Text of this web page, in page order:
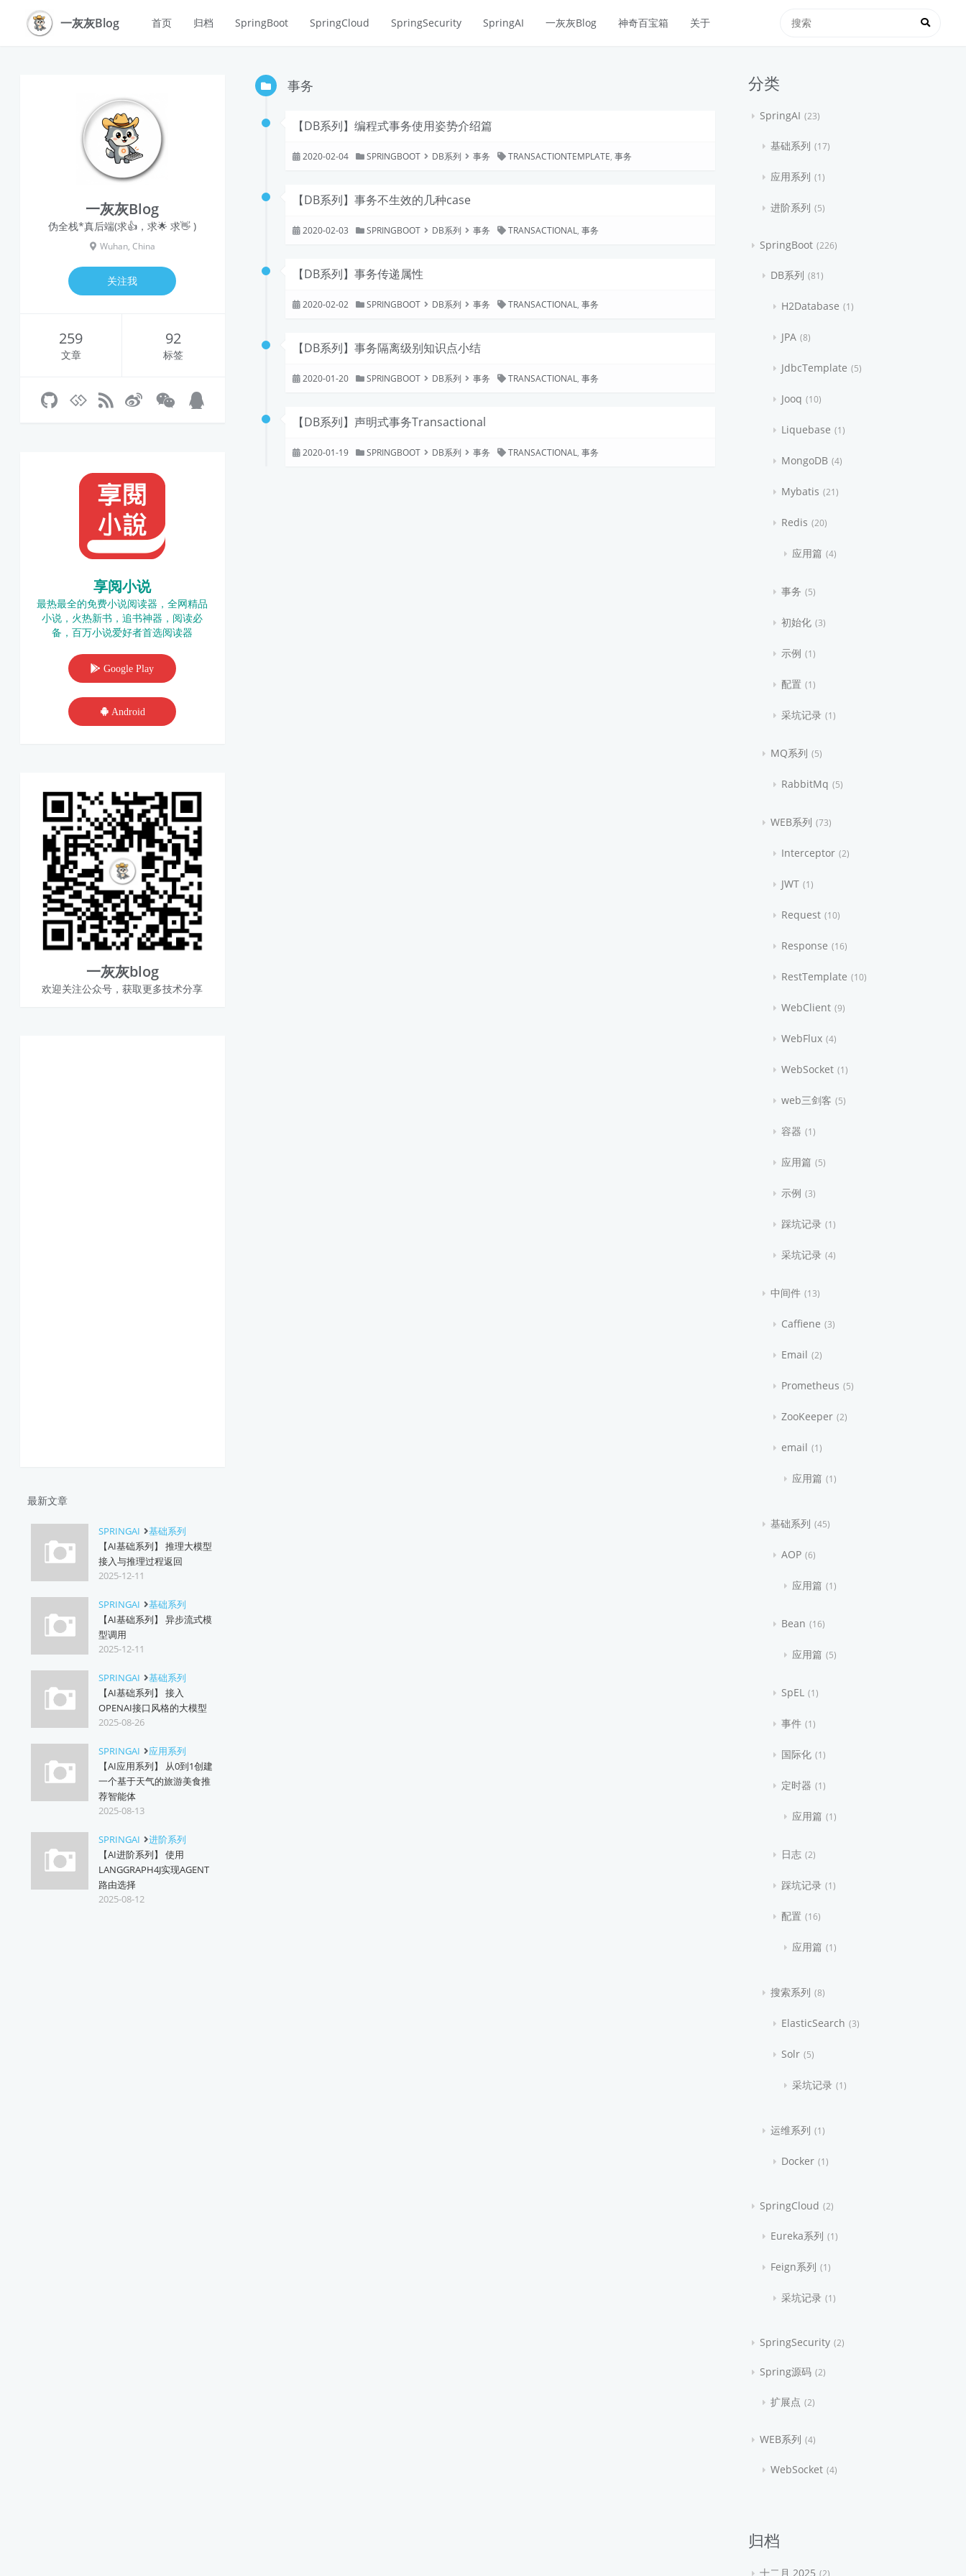
一灰灰Blog 首页 归档 SpringBoot SpringCloud SpringSecurity SpringAI 一灰灰Blog 神奇百宝箱 关于
一灰灰Blog
伪全栈*真后端(求👍，求🌟 求👋 )
Wuhan, China
关注我
259
文章
92
标签
享阅小说
最热最全的免费小说阅读器，全网精品
小说，火热新书，追书神器，阅读必
备，百万小说爱好者首选阅读器
Google Play
Android
一灰灰blog
欢迎关注公众号，获取更多技术分享
最新文章
SPRINGAI
基础系列
【AI基础系列】 推理大模型
接入与推理过程返回
2025-12-11
SPRINGAI
基础系列
【AI基础系列】 异步流式模
型调用
2025-12-11
SPRINGAI
基础系列
【AI基础系列】 接入
OPENAI接口风格的大模型
2025-08-26
SPRINGAI
应用系列
【AI应用系列】 从0到1创建
一个基于天气的旅游美食推
荐智能体
2025-08-13
SPRINGAI
进阶系列
【AI进阶系列】 使用
LANGGRAPH4J实现AGENT
路由选择
2025-08-12
事务
【DB系列】编程式事务使用姿势介绍篇
2020-02-04 SPRINGBOOT DB系列 事务 TRANSACTIONTEMPLATE,事务
【DB系列】事务不生效的几种case
2020-02-03 SPRINGBOOT DB系列 事务 TRANSACTIONAL,事务
【DB系列】事务传递属性
2020-02-02 SPRINGBOOT DB系列 事务 TRANSACTIONAL,事务
【DB系列】事务隔离级别知识点小结
2020-01-20 SPRINGBOOT DB系列 事务 TRANSACTIONAL,事务
【DB系列】声明式事务Transactional
2020-01-19 SPRINGBOOT DB系列 事务 TRANSACTIONAL,事务
分类
SpringAI 23
基础系列 17
应用系列 1
进阶系列 5
SpringBoot 226
DB系列 81
H2Database 1
JPA 8
JdbcTemplate 5
Jooq 10
Liquebase 1
MongoDB 4
Mybatis 21
Redis 20
应用篇 4
事务 5
初始化 3
示例 1
配置 1
采坑记录 1
MQ系列 5
RabbitMq 5
WEB系列 73
Interceptor 2
JWT 1
Request 10
Response 16
RestTemplate 10
WebClient 9
WebFlux 4
WebSocket 1
web三剑客 5
容器 1
应用篇 5
示例 3
踩坑记录 1
采坑记录 4
中间件 13
Caffiene 3
Email 2
Prometheus 5
ZooKeeper 2
email 1
应用篇 1
基础系列 45
AOP 6
应用篇 1
Bean 16
应用篇 5
SpEL 1
事件 1
国际化 1
定时器 1
应用篇 1
日志 2
踩坑记录 1
配置 16
应用篇 1
搜索系列 8
ElasticSearch 3
Solr 5
采坑记录 1
运维系列 1
Docker 1
SpringCloud 2
Eureka系列 1
Feign系列 1
采坑记录 1
SpringSecurity 2
Spring源码 2
扩展点 2
WEB系列 4
WebSocket 4
归档
十二月 2025 2